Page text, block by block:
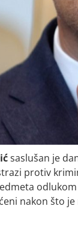
saslušan je
protiv
nakon što je